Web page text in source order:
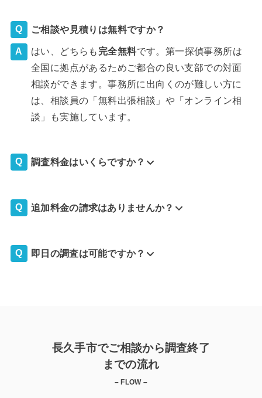
ご相談や見積りは無料ですか？
はい、どちらも 完全無料です。第一探偵事務所は
全国に拠点があるためご都合の良い支部での対面
相談ができます。事務所に出向くのが難しい方に
は、相談員の「無料出張相談」や「オンライン相
談」も実施しています。
調査料金はいくらですか？
追加料金の請求はありませんか？
即日の調査は可能ですか？
長久手市でご相談から調査終了
までの流れ
– FLOW –